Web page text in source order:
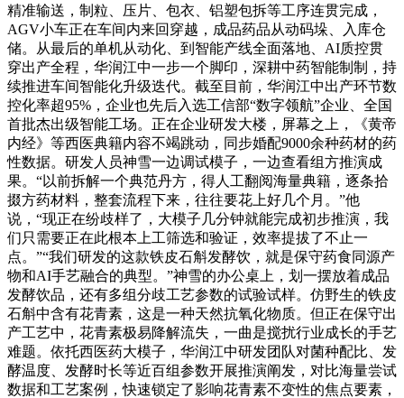
精准输送，制粒、压片、包衣、铝塑包拆等工序连贯完成，
AGV小车正在车间内来回穿越，成品药品从动码垛、入库仓
储。从最后的单机从动化、到智能产线全面落地、AI质控贯
穿出产全程，华润江中一步一个脚印，深耕中药智能制制，持
续推进车间智能化升级迭代。截至目前，华润江中出产环节数
控化率超95%，企业也先后入选工信部“数字领航”企业、全国
首批杰出级智能工场。正在企业研发大楼，屏幕之上，《黄帝
内经》等西医典籍内容不竭跳动，同步婚配9000余种药材的药
性数据。研发人员神雪一边调试模子，一边查看组方推演成
果。“以前拆解一个典范丹方，得人工翻阅海量典籍，逐条拾
掇方药材料，整套流程下来，往往要花上好几个月。”他
说，“现正在纷歧样了，大模子几分钟就能完成初步推演，我
们只需要正在此根本上工筛选和验证，效率提拔了不止一
点。”“我们研发的这款铁皮石斛发酵饮，就是保守药食同源产
物和AI手艺融合的典型。”神雪的办公桌上，划一摆放着成品
发酵饮品，还有多组分歧工艺参数的试验试样。仿野生的铁皮
石斛中含有花青素，这是一种天然抗氧化物质。但正在保守出
产工艺中，花青素极易降解流失，一曲是搅扰行业成长的手艺
难题。依托西医药大模子，华润江中研发团队对菌种配比、发
酵温度、发酵时长等近百组参数开展推演阐发，对比海量尝试
数据和工艺案例，快速锁定了影响花青素不变性的焦点要素，